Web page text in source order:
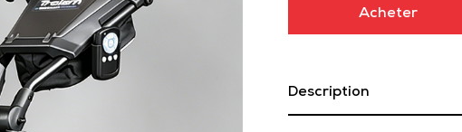
Acheter
Description